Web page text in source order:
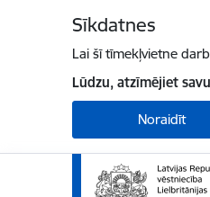
Sīkdatnes
Lai šī tīmekļvietne
Lūdzu, atzīmējiet
Noraidīt